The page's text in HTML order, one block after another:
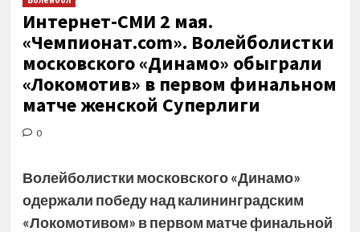
Интернет-СМИ 2 мая.
«Чемпионат.com». Волейболистки
московского «Динамо» обыграли
«Локомотив» в первом финальном
матче женской Суперлиги
0
Волейболистки московского «Динамо»
одержали победу над калининградским
«Локомотивом» в первом матче финальной